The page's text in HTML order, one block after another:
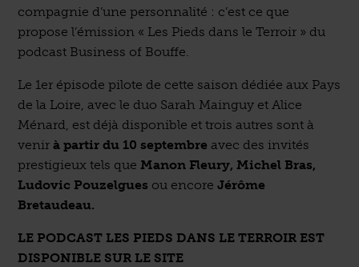
compagnie d’une personnalité : c’est ce que
propose l’émission « Les Pieds dans le Terroir » du
podcast Business of Bouffe.
Le 1er épisode pilote de cette saison dédiée aux Pays
de la Loire, avec le duo Sarah Mainguy et Alice
Ménard, est déjà disponible et trois autres sont à
venirà partir du 10 septembre avec des invités
prestigieux tels queManon Fleury, Michel Bras,
Ludovic Pouzelgues ou encoreJérôme
Bretaudeau.
LE PODCAST LES PIEDS DANS LE TERROIR EST
DISPONIBLE SUR LE SITE